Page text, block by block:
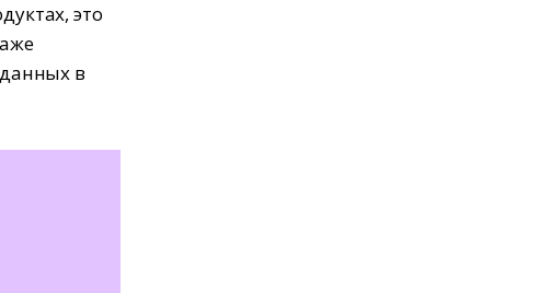
это
в